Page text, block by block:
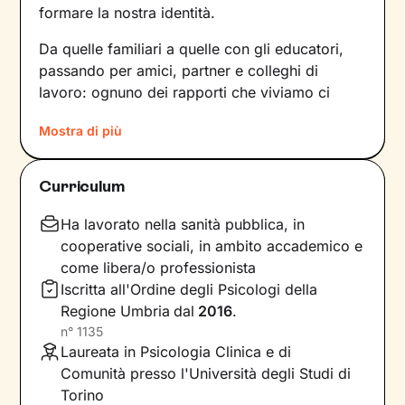
formare la nostra identità.
Da quelle familiari a quelle con gli educatori,
passando per amici, partner e colleghi di
lavoro: ognuno dei rapporti che viviamo ci
dinamiche che abbiamo sperimentato fino a
quel momento. Anche leemozioniche
proviamo e i
cresciuti.
Per superare momenti difficili e raggiungere un
maggiore benessere bisogna comprendere
quali siano gli elementi che non ci
rappresentano più e quali i
bisogni
insoddisfatti su cui lavorare. In base a questo
si vanno a individuare lerisorse necessarie per
farlo, che sono già dentro di noi anche se
Mostra di più
Curriculum
Ha lavorato nella sanità pubblica, in
cooperative sociali, in ambito accademico e
come libera/o professionista
Iscritta all'Ordine degli Psicologi della
Regione Umbria dal 2016.
n° 1135
Laureata in Psicologia Clinica e di
Comunità presso l'Università degli Studi di
Torino